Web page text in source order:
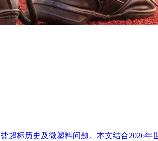
标历史及微塑料问题。本文结合2026年